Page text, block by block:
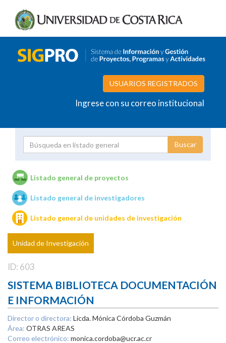
USUARIOS REGISTRADOS
Ingrese con su correo institucional
Unidades de investigación
Listado general de proyectos
Listado general de investigadores
Listado general de unidades de investigación
Unidad de Investigación
ID: 603
SISTEMA BIBLIOTECA DOCUMENTACIÓN
E INFORMACIÓN
Director o directora: Licda. Mónica Córdoba Guzmán
Área: OTRAS AREAS
Correo electrónico: monica.cordoba@ucr.ac.cr